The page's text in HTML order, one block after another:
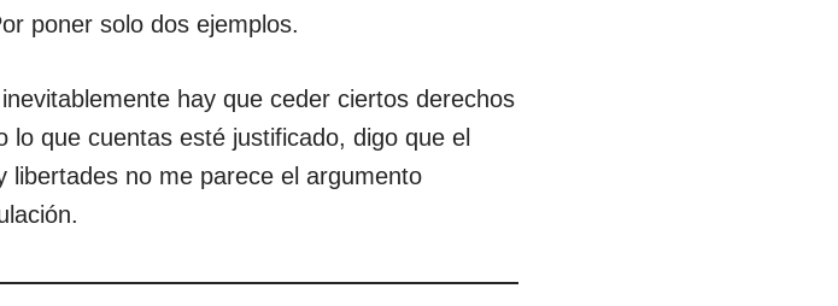
poner solo dos ejemplos.
hay que ceder ciertos derechos
que cuentas esté justificado, digo que el
libertades no me parece el argumento